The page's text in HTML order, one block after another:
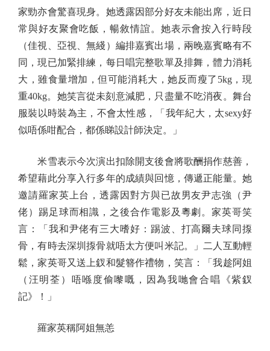
家勁亦會驚喜現身。她透露因部分好友未能出席，近日
常與好友聚會吃飯，暢敘情誼。她表示會按入行時段
（佳視、亞視、無綫）編排嘉賓出場，兩晚嘉賓略有不
同，現已加緊排練，每日唱完整歌單及排舞，體力消耗
大，雖食量增加，但可能消耗大，她反而瘦了5kg，現
重40kg。她笑言從未刻意減肥，只盡量不吃消夜。舞台
服裝以時裝為主，不會太性感，「我年紀大，太sexy好
似唔係咁配合，都係睇設計師決定。」
米雪表示今次演出扣除開支後會將歌酬捐作慈善，
希望藉此分享入行多年的成績與回憶，傳遞正能量。她
邀請羅家英上台，透露因對方與已故男友尹志強（尹
佬）踢足球而相識，之後合作電影及粵劇。家英哥笑
言：「我和尹佬有三大嗜好：踢波、打高爾夫球同揼
骨，有時去深圳揼骨就唔太方便叫米記。」二人互動輕
鬆，家英哥又送上釵和髮簪作禮物，笑言：「我趁阿姐
（汪明荃）唔喺度偷嚟嘅，因為我哋會合唱《紫釵
記》！」
羅家英稱阿姐無恙